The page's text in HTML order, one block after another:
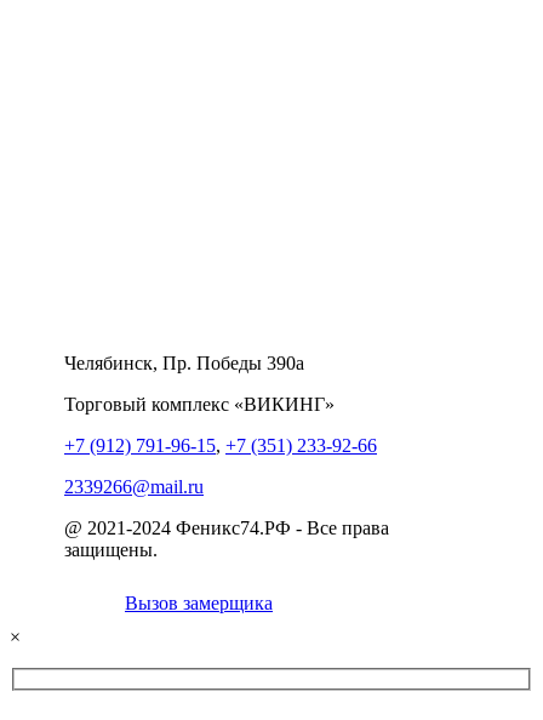
Челябинск, Пр. Победы 390а
Торговый комплекс «ВИКИНГ»
+7 (912) 791-96-15, +7 (351) 233-92-66
2339266@mail.ru
@ 2021-2024 Феникс74.РФ - Все права
защищены.
Вызов замерщика
×